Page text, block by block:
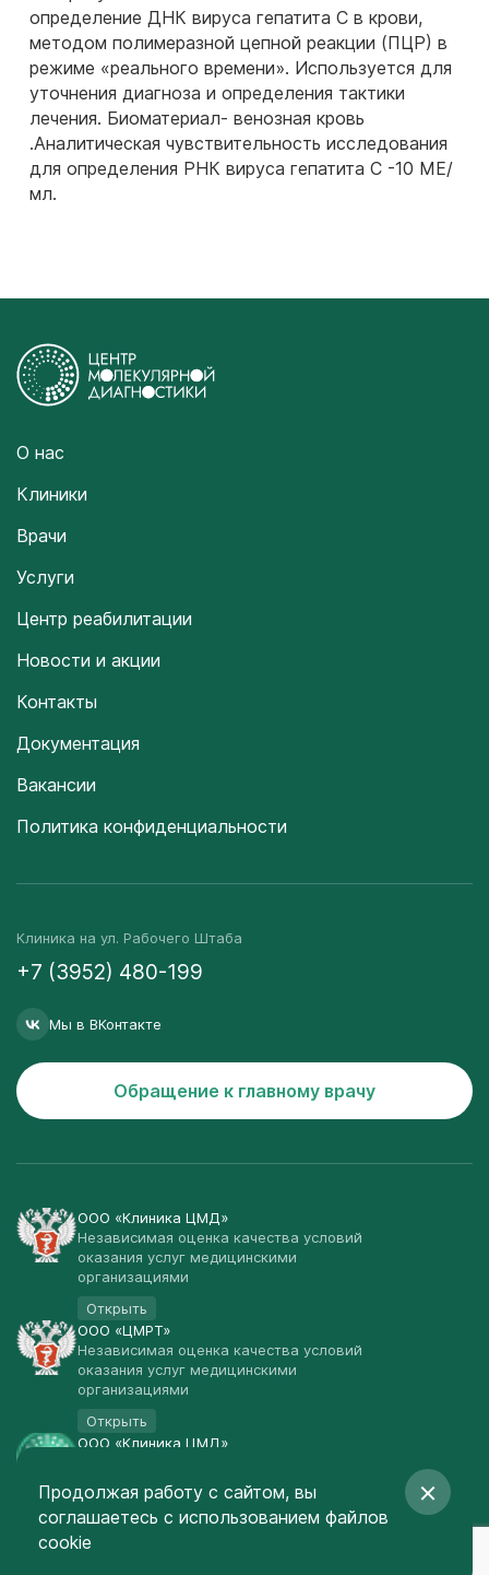
определение ДНК вируса гепатита С в крови,
методом полимеразной цепной реакции (ПЦР) в
режиме «реального времени». Используется для
уточнения диагноза и определения тактики
лечения. Биоматериал- венозная кровь
.Аналитическая чувствительность исследования
для определения РНК вируса гепатита С -10 МЕ/
мл.
О нас
Клиники
Врачи
Услуги
Центр реабилитации
Новости и акции
Контакты
Документация
Вакансии
Политика конфиденциальности
Клиника на ул. Рабочего Штаба
+7 (3952) 480-199
Мы в ВКонтакте
Обращение к главному врачу
ООО «Клиника ЦМД»
Независимая оценка качества условий
оказания услуг медицинскими
организациями
Открыть
ООО «ЦМРТ»
Независимая оценка качества условий
оказания услуг медицинскими
организациями
Открыть
ООО «Клиника ЦМД»
Открыть
© Клиника ЦМД 2003-2026
Создание сайта
Продолжая работу с сайтом, вы
соглашаетесь с использованием файлов
cookie